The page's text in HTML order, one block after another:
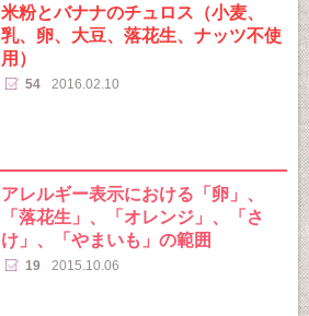
米粉とバナナのチュロス（小麦、
乳、卵、大豆、落花生、ナッツ不使
用）
54 2016.02.10
アレルギー表示における「卵」、
「落花生」、「オレンジ」、「さ
け」、「やまいも」の範囲
19 2015.10.06